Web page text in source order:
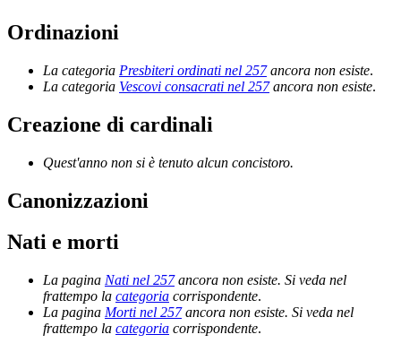
Ordinazioni
La categoria Presbiteri ordinati nel 257ancora non esiste.
La categoria Vescovi consacrati nel 257ancora non esiste.
Creazione di cardinali
Quest'anno non si è tenuto alcun concistoro.
Canonizzazioni
Nati e morti
La pagina Nati nel 257ancora non esiste. Si veda nel
frattempo la categoria corrispondente.
La pagina Morti nel 257ancora non esiste. Si veda nel
frattempo la categoria corrispondente.